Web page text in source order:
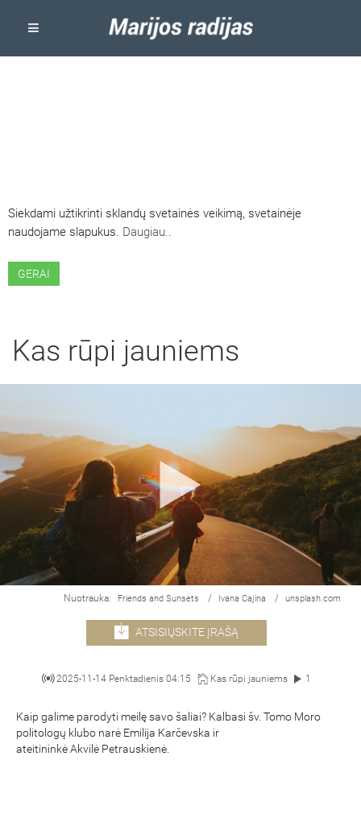
Siekdami užtikrinti sklandų svetainės veikimą, svetainėje
naudojame slapukus. Daugiau..
GERAI
Kas rūpi jauniems
Nuotrauka: Friends and Sunsets / Ivana Cajina / unsplash.com
ATSISIŲSKITE ĮRAŠĄ
2025-11-14 Penktadienis 04:15 Kas rūpi jauniems 1
Kaip galime parodyti meilę savo šaliai? Kalbasi šv. Tomo Moro
politologų klubo narė Emilija Karčevska ir
ateitininkė Akvilė Petrauskienė.